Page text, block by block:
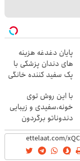
پایان دغدغه هزینه
های دندان پزشکی با
پک سفید کننده خانگی
با این روش توی
خونه،سفیدی و زیبایی
دندوناتو برگردون
(40%off)